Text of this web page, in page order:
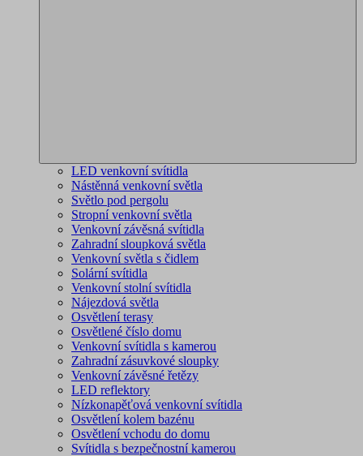
LED venkovní svítidla
Nástěnná venkovní světla
Světlo pod pergolu
Stropní venkovní světla
Venkovní závěsná svítidla
Zahradní sloupková světla
Venkovní světla s čidlem
Solární svítidla
Venkovní stolní svítidla
Nájezdová světla
Osvětlení terasy
Osvětlené číslo domu
Venkovní svítidla s kamerou
Zahradní zásuvkové sloupky
Venkovní závěsné řetězy
LED reflektory
Nízkonapěťová venkovní svítidla
Osvětlení kolem bazénu
Osvětlení vchodu do domu
Svítidla s bezpečnostní kamerou